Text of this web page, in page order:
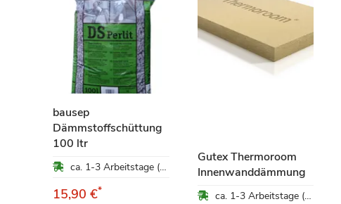
bausep
Dämmstoffschüttung
100 ltr
ca. 1-3 Arbeitstage (Mo-Fr)
15,90 €*
Gutex Thermoroom
Innenwanddämmung
ca. 1-3 Arbeitstage (Mo-Fr)